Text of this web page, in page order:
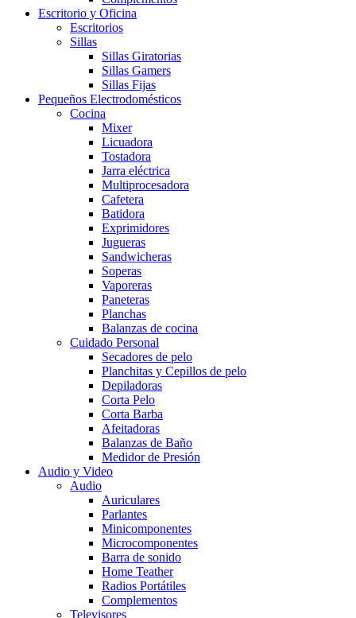
Escritorio y Oficina
Escritorios
Sillas
Sillas Giratorias
Sillas Gamers
Sillas Fijas
Pequeños Electrodomésticos
Cocina
Mixer
Licuadora
Tostadora
Jarra eléctrica
Multiprocesadora
Cafetera
Batidora
Exprimidores
Jugueras
Sandwicheras
Soperas
Vaporeras
Paneteras
Planchas
Balanzas de cocina
Cuidado Personal
Secadores de pelo
Planchitas y Cepillos de pelo
Depiladoras
Corta Pelo
Corta Barba
Afeitadoras
Balanzas de Baño
Medidor de Presión
Audio y Video
Audio
Auriculares
Parlantes
Minicomponentes
Microcomponentes
Barra de sonido
Home Teather
Radios Portátiles
Complementos
Televisores